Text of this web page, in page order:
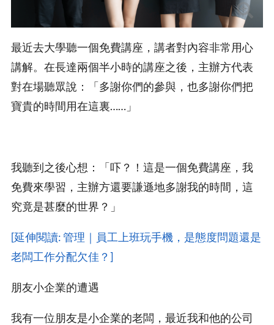
最近去大學聽一個免費講座，講者對內容非常用心
講解。在長達兩個半小時的講座之後，主辦方代表
對在場聽眾說：「多謝你們的參與，也多謝你們把
寶貴的時間用在這裏……」
我聽到之後心想：「吓？！這是一個免費講座，我
免費來學習，主辦方還要謙遜地多謝我的時間，這
究竟是甚麼的世界？」
[延伸閱讀: 管理｜員工上班玩手機，是態度問題還是
老闆工作分配欠佳？]
朋友小企業的遭遇
我有一位朋友是小企業的老闆，最近我和他的公司